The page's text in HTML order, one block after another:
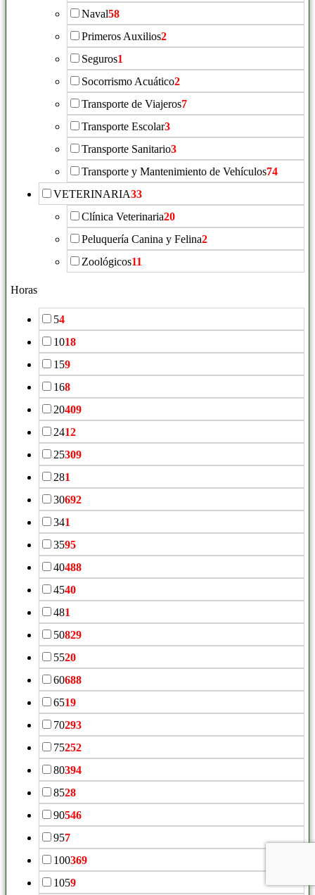
Naval58
Primeros Auxilios2
Seguros1
Socorrismo Acuático2
Transporte de Viajeros7
Transporte Escolar3
Transporte Sanitario3
Transporte y Mantenimiento de Vehículos74
VETERINARIA33
Clínica Veterinaria20
Peluquería Canina y Felina2
Zoológicos11
Horas
54
1018
159
168
20409
2412
25309
281
30692
341
3595
40488
4540
481
50829
5520
60688
6519
70293
75252
80394
8528
90546
957
100369
1059